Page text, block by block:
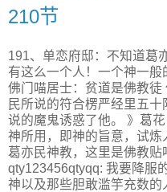
210节
191、单恋府邸：不知道葛
有这么一个人！一个神一般
佛门喵居士：贫道是佛教
民所说的符合楞严经里五
说的魔鬼诱惑了他。 》葛
神所用，即神的旨意，试
葛亦民神教，这里是佛教贴
qty123456qtyqq: 我要降服
神以及那些胆敢滥竽充数